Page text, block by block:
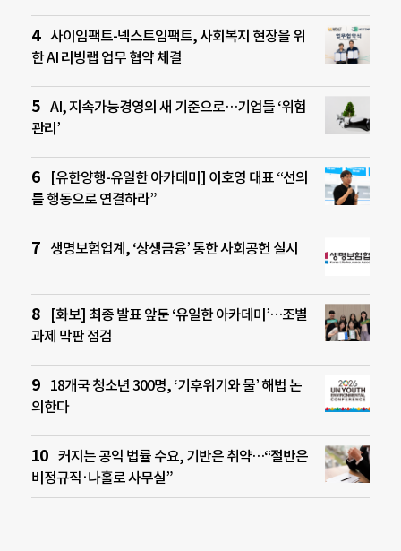
사이임팩트-넥스트임팩트, 사회복지 현장을 위
한 AI 리빙랩 업무 협약 체결
AI, 지속가능경영의 새 기준으로…기업들 ‘위험
관리’
[유한양행-유일한 아카데미] 이호영 대표 “선의
를 행동으로 연결하라”
생명보험업계, ‘상생금융’ 통한 사회공헌 실시
[화보] 최종 발표 앞둔 ‘유일한 아카데미’…조별
과제 막판 점검
18개국 청소년 300명, ‘기후위기와 물’ 해법 논
의한다
커지는 공익 법률 수요, 기반은 취약…“절반은
비정규직·나홀로 사무실”